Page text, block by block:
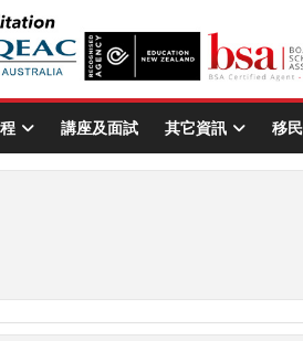
講座及面試 其它資訊 移